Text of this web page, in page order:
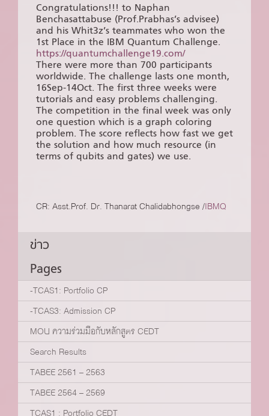
Congratulations!!! to Naphan
Benchasattabuse (Prof.Prabhas’s advisee)
and his Whit3z’s teammates who won the
1st Place in the IBM Quantum Challenge.
https://quantumchallenge19.com/
There were more than 700 participants
worldwide. The challenge lasts one month,
16Sep-14Oct. The first three weeks were
tutorials and easy problems challenging.
The competition in the final week was only
one question which is a graph coloring
problem. The score reflects how fast we get
the solution and how much resource (in
terms of qubits and gates) we use.
CR: Asst.Prof. Dr. Thanarat Chalidabhongse /IBMQ
ข่าว
Pages
-TCAS1: Portfolio CP
-TCAS3: Admission CP
MOU ความร่วมมือกับหลักสูตร CEDT
Search Results
TABEE 2561 – 2563
TABEE 2564 – 2569